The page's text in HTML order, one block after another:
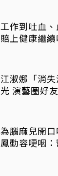
工作到吐血
賠上健康繼續
江淑娜「消
光 演藝圈好
為腦麻兒開
鳳動容哽咽